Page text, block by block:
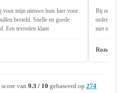
voor mijn nieuwe huis hier voor
besteld. Snelle en goede
Een tevreden klant
Bij een andere
order
niet nodig 2
Ronald
van 9.3 / 10 gebaseerd op 274